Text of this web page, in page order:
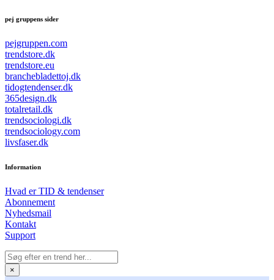
pej gruppens sider
pejgruppen.com
trendstore.dk
trendstore.eu
branchebladettoj.dk
tidogtendenser.dk
365design.dk
totalretail.dk
trendsociologi.dk
trendsociology.com
livsfaser.dk
Information
Hvad er TID & tendenser
Abonnement
Nyhedsmail
Kontakt
Support
×